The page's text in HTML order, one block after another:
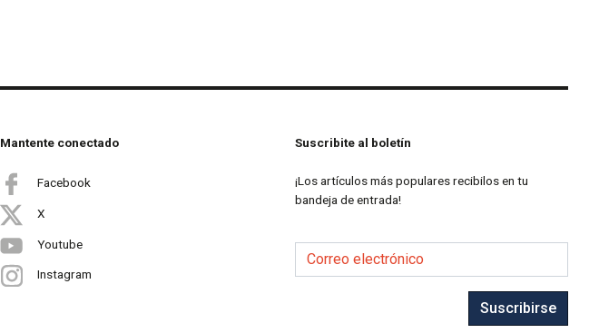
Mantente conectado
Facebook
X
Youtube
Instagram
Suscribite al boletín
¡Los artículos más populares recibilos en tu
bandeja de entrada!
Correo electrónico
Suscribirse